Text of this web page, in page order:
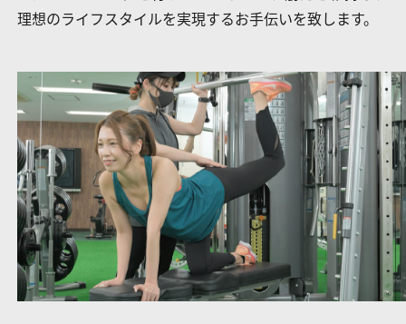
理想のライフスタイルを実現するお手伝いを致します。